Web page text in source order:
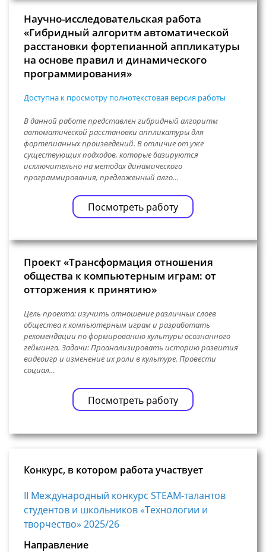
Научно-исследовательская работа
«Гибридный алгоритм автоматической
расстановки фортепианной аппликатуры
на основе правил и динамического
программирования»
Доступна к просмотру полнотекстовая версия работы
В данной работе представлен гибридный алгоритм
автоматической расстановки аппликатуры для
фортепианных произведений. В отличие от уже
существующих подходов, которые базируются
исключительно на методах динамического
программирования, предложенный алго…
Посмотреть работу
Проект «Трансформация отношения
общества к компьютерным играм: от
отторжения к принятию»
Цель проекта: изучить отношение различных слоев
общества к компьютерным играм и разработать
рекомендации по формированию культуры осознанного
гейминга. Задачи: Проанализировать историю развития
видеоигр и изменение их роли в культуре. Провести
социал…
Посмотреть работу
Конкурс, в котором работа участвует
II Международный конкурс STEAM-талантов
студентов и школьников «Технологии и
творчество» 2025/26
Направление